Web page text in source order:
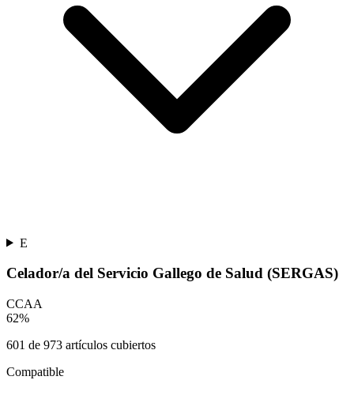
E
Celador/a del Servicio Gallego de Salud (SERGAS)
CCAA
62%
601 de 973 artículos cubiertos
Compatible